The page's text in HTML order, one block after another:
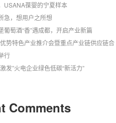
USANA葆婴的宁夏样本
急，想用户之所想
葡萄酒“香”遇成都，开启产业新篇
势特色产业推介会暨重点产业链供应链合
行
发”火电企业绿色低碳“新活力”
Comments